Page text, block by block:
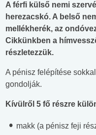
A férfi külső nemi
herezacskó. A belső
mellékherék, az
Cikkünkben a
részletezzük.
A pénisz felépítése
gondolják.
Kívülről 5 fő részre
makk (a pénisz feji